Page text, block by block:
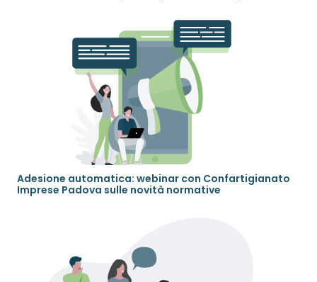
Adesione automatica: webinar con Confartigianato
Imprese Padova sulle novità normative